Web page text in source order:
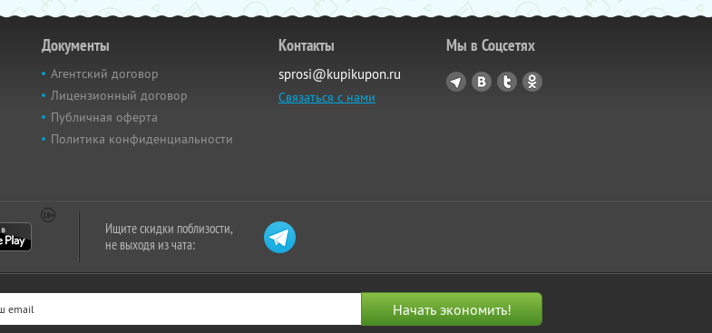
Документы
Агентский договор
Лицензионный договор
Публичная оферта
Политика конфиденциальности
Контакты
sprosi@kupikupon.ru
Связаться с нами
Мы в Соцсетях
Ищите скидки поблизости,
не выходя из чата: